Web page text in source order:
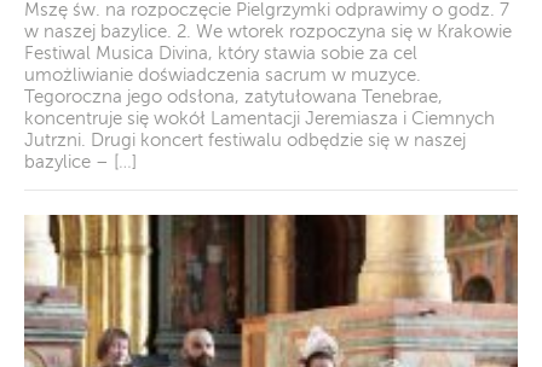
Mszę św. na rozpoczęcie Pielgrzymki odprawimy o godz. 7
w naszej bazylice. 2. We wtorek rozpoczyna się w Krakowie
Festiwal Musica Divina, który stawia sobie za cel
umożliwianie doświadczenia sacrum w muzyce.
Tegoroczna jego odsłona, zatytułowana Tenebrae,
koncentruje się wokół Lamentacji Jeremiasza i Ciemnych
Jutrzni. Drugi koncert festiwalu odbędzie się w naszej
bazylice – […]